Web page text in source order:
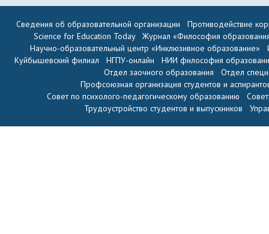
Сведения об образовательной организации
Противодействие
Science for Education Today
Журнал «Философия
Научно-образовательный центр «Инклюзивное образование»
Куйбышевский филиал
НГПУ-онлайн
НИИ философия
Отдел заочного образования
Отдел
Профсоюзная организация студентов и
Совет по психолого-педагогическому образованию
Трудоустройство студентов и выпускников